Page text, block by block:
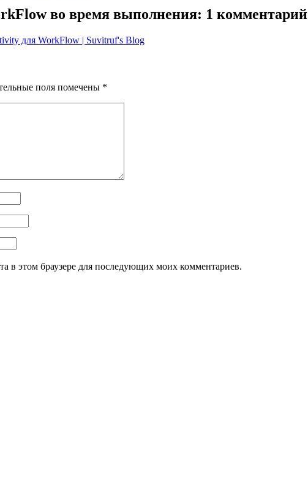
во время выполнения: 1 комментарий
для WorkFlow | Suvitruf's Blog
поля помечены *
в этом браузере для последующих моих комментариев.